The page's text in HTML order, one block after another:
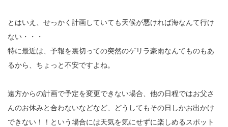
とはいえ、せっかく計画していても天候が悪ければ海なんて行け
ない・・・
特に最近は、予報を裏切っての突然のゲリラ豪雨なんてものもあ
るから、ちょっと不安ですよね。
遠方からの計画で予定を変更できない場合、他の日程ではお父さ
んのお休みと合わないなどなど、どうしてもその日しかお出かけ
できない！！という場合には天気を気にせずに楽しめるスポット